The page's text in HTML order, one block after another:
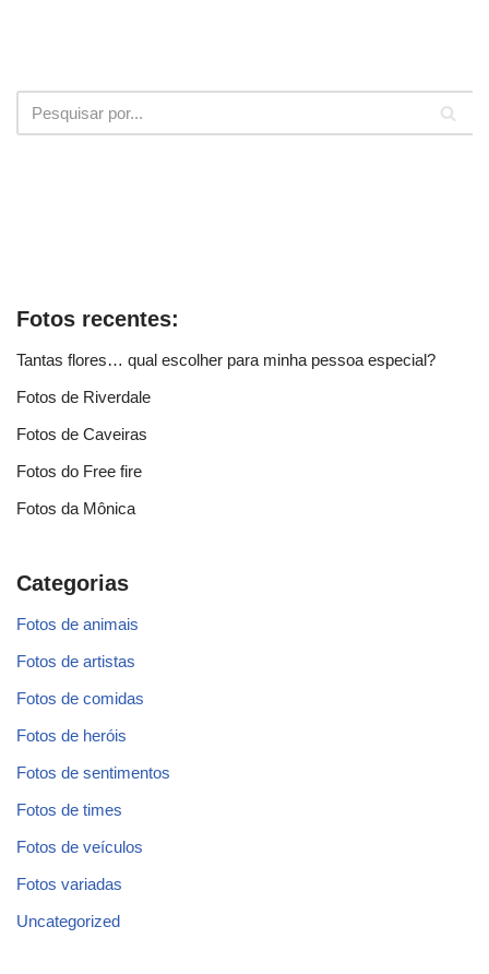
Fotos recentes:
Tantas flores… qual escolher para minha pessoa especial?
Fotos de Riverdale
Fotos de Caveiras
Fotos do Free fire
Fotos da Mônica
Categorias
Fotos de animais
Fotos de artistas
Fotos de comidas
Fotos de heróis
Fotos de sentimentos
Fotos de times
Fotos de veículos
Fotos variadas
Uncategorized